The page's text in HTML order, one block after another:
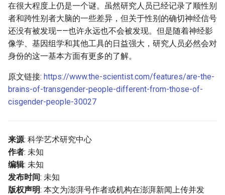
在很大程度上仍是一个谜。虽然研究人员已经记录了顺性别
者和跨性别者大脑的一些差异，但关于性别的确切神经信号
还没有被发现——也许永远也不会被发现。但是随着神经影
像学、基因组学和其他工具的日益强大，研究人员必然会对
身份的这一基本方面有更多的了解。
原文链接: https://www.the-scientist.com/features/are-the-
brains-of-transgender-people-different-from-those-of-
cisgender-people-30027
来源: 科学艺术研究中心
作者: 未知
编辑: 未知
发布时间: 未知
版权声明: 本文为澎湃号作者或机构在澎湃新闻上传并发